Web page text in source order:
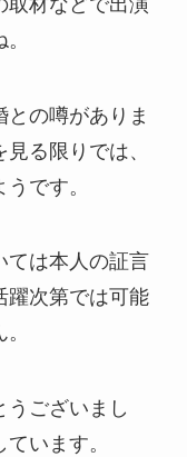
との噂がありま
る限りでは、
です。
は本人の証言
躍次第では可能
うございまし
います。